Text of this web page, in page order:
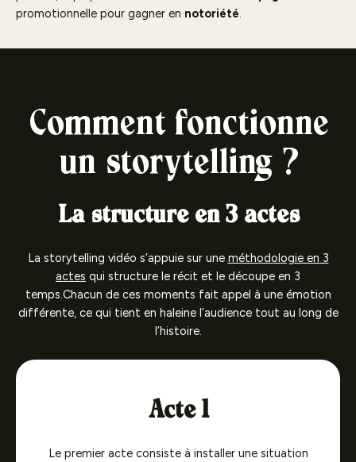
promotionnelle pour gagner en notoriété.
Comment fonctionne
un storytelling ?
La structure en 3 actes
La storytelling vidéo s’appuie sur une méthodologie en 3
actes qui structure le récit et le découpe en 3
temps.Chacun de ces moments fait appel à une émotion
différente, ce qui tient en haleine l’audience tout au long de
l’histoire.
Acte 1
Le premier acte consiste à installer une situation